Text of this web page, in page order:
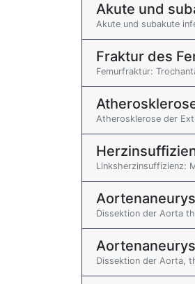
Akute und
Akute und subakute
Fraktur des
Femurfraktur:
Atherosklerose der
Linksherzinsuffizienz:
Dissektion der Aorta
Dissektion der Aorta,